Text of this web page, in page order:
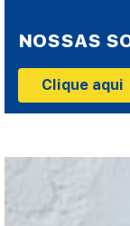
NOSSAS
Clique aqui